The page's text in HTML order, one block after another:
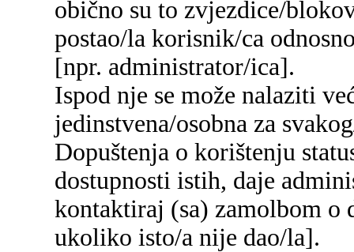
obično su to zvjezdice/
postao/la korisnik/ca
[npr. administrator/ica].
Ispod nje se može nalaziti
jedinstvena/osobna za
Dopuštenja o korištenju
dostupnosti istih, daje
kontaktiraj (sa) zamolbom o
ukoliko isto/a nije dao/la].